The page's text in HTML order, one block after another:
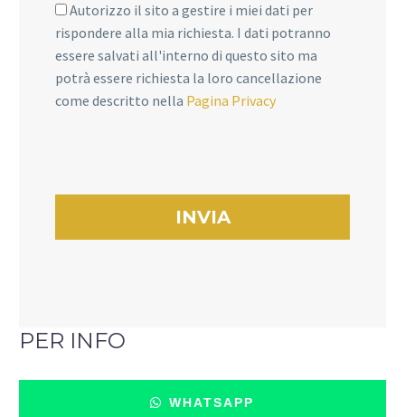
Autorizzo il sito a gestire i miei dati per
rispondere alla mia richiesta. I dati potranno
essere salvati all'interno di questo sito ma
potrà essere richiesta la loro cancellazione
come descritto nella Pagina Privacy
PER INFO
WHATSAPP